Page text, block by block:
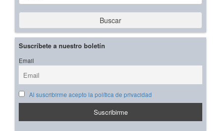
Buscar
Suscríbete a nuestro boletín
Email
Al suscribirme acepto la política de privacidad